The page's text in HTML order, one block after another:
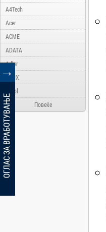
A4Tech
Acer
ACME
ADATA
Adler
AFOX
Ainol
Alcatel
Allview
Aloha Day
AMD
AOC
Apache
Повеќе
ОГЛАС ЗА ВРАБОТУВАЊЕ
→